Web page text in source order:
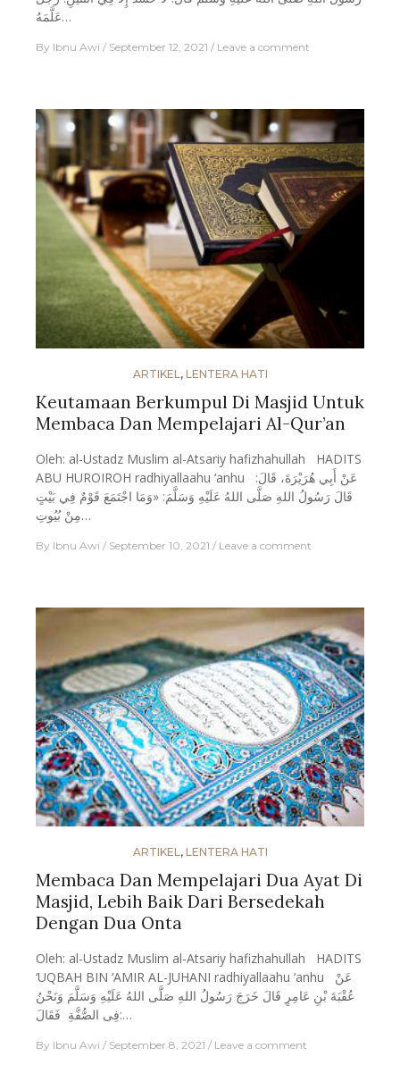
عَلَّمَهُ…
By Ibnu Awi September 12, 2021 Leave a comment
ARTIKEL , LENTERA HATI
Keutamaan Berkumpul Di Masjid Untuk
Membaca Dan Mempelajari Al-Qur’an
Oleh: al-Ustadz Muslim al-Atsariy hafizhahullah HADITS
ABU HUROIROH radhiyallaahu ‘anhu عَنْ أَبِي هُرَيْرَةَ، قَالَ:
قَالَ رَسُولُ اللهِ صَلَّى اللهُ عَلَيْهِ وَسَلَّمَ: «وَمَا اجْتَمَعَ قَوْمٌ فِي بَيْتٍ
مِنْ بُيُوتِ…
By Ibnu Awi September 10, 2021 Leave a comment
ARTIKEL , LENTERA HATI
Membaca Dan Mempelajari Dua Ayat Di
Masjid, Lebih Baik Dari Bersedekah
Dengan Dua Onta
Oleh: al-Ustadz Muslim al-Atsariy hafizhahullah HADITS
‘UQBAH BIN ‘AMIR AL-JUHANI radhiyallaahu ‘anhu عَنْ
عُقْبَةَ بْنِ عَامِرٍ قَالَ خَرَجَ رَسُولُ اللهِ صَلَّى اللهُ عَلَيْهِ وَسَلَّمَ وَنَحْنُ
فِى الصُّفَّةِ فَقَالَ:…
By Ibnu Awi September 8, 2021 Leave a comment